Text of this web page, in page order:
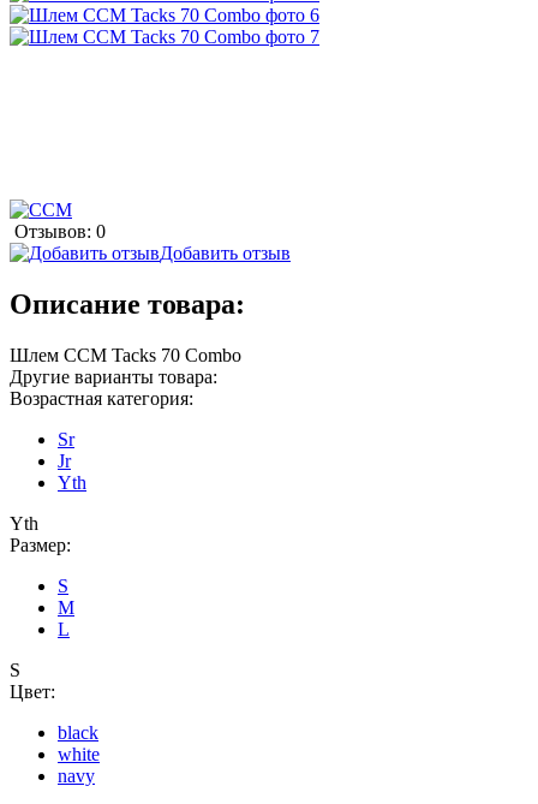
Отзывов: 0
Добавить отзыв
Описание товара:
Шлем CCM Tacks 70 Combo
Другие варианты товара:
Возрастная категория:
Sr
Jr
Yth
Yth
Размер:
S
M
L
S
Цвет:
black
white
navy